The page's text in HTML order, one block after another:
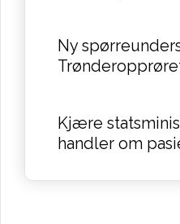
Ny
Kjære
handler om